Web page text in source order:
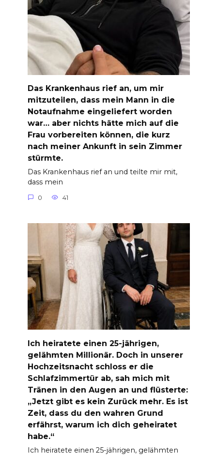
Das Krankenhaus rief an, um mir
mitzuteilen, dass mein Mann in die
Notaufnahme eingeliefert worden
war… aber nichts hätte mich auf die
Frau vorbereiten können, die kurz
nach meiner Ankunft in sein Zimmer
stürmte.
Das Krankenhaus rief an und teilte mir mit,
dass mein
0 41
Ich heiratete einen 25-jährigen,
gelähmten Millionär. Doch in unserer
Hochzeitsnacht schloss er die
Schlafzimmertür ab, sah mich mit
Tränen in den Augen an und flüsterte:
„Jetzt gibt es kein Zurück mehr. Es ist
Zeit, dass du den wahren Grund
erfährst, warum ich dich geheiratet
habe.“
Ich heiratete einen 25-jährigen, gelähmten